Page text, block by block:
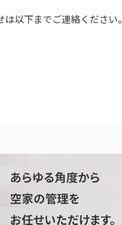
以下までご連絡ください。